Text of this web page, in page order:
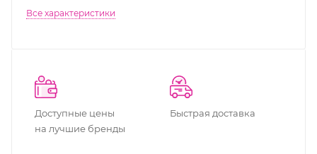
Все характеристики
Доступные цены
на лучшие бренды
Быстрая доставка